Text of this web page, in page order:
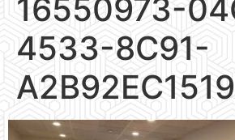
16550973-
4533-8C91-